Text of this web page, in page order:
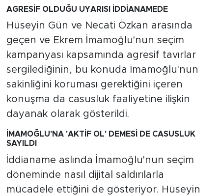
AGRESİF OLDUĞU UYARISI İDDİANAMEDE
Hüseyin Gün ve Necati Özkan arasında
geçen ve Ekrem İmamoğlu'nun seçim
kampanyası kapsamında agresif tavırlar
sergilediğinin, bu konuda İmamoğlu'nun
sakinliğini koruması gerektiğini içeren
konuşma da casusluk faaliyetine ilişkin
dayanak olarak gösterildi.
İMAMOĞLU'NA 'AKTİF OL' DEMESİ DE CASUSLUK
SAYILDI
İddianame aslında İmamoğlu'nun seçim
döneminde nasıl dijital saldırılarla
mücadele ettiğini de gösteriyor. Hüseyin